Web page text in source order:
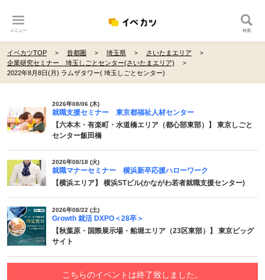
メニュー 検索
イベカツTOP 首都圏 埼玉県
さいたまエリア
企業研究セミナー 埼玉しごとセンター(さいたまエリア)
2022年8月8日(月) ラムザタワー( 埼玉しごとセンター)
2026年08/06 (木)
就職支援セミナー 東京都福祉人材センター
【六本木・有楽町・水道橋エリア（都心部東部）】 東京しごと
センター飯田橋
2026年08/18 (火)
就職マナーセミナー 横浜新卒応援ハローワーク
【横浜エリア】 横浜STビル(かながわ若者就職支援センター)
2026年08/22 (土)
Growth 就活 DXPO＜28卒＞
【秋葉原・国際展示場・船堀エリア（23区東部）】 東京ビッグ
サイト
こちらのイベントは終了致しました。